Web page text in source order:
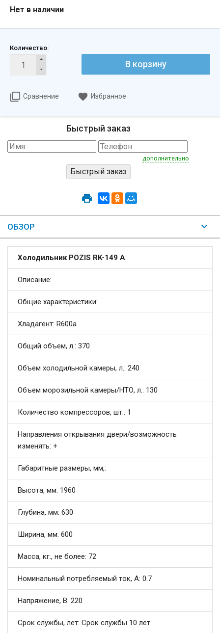
Нет в наличии
Количество:
В корзину
Сравнение Избранное
Быстрый заказ
дополнительно
ОБЗОР
Холодильник POZIS RK-149 А
Описание:
Общие характеристики:
Хладагент: R600a
Общий объем, л.: 370
Объем холодильной камеры, л.: 240
Объем морозильной камеры/НТО, л.: 130
Количество компрессоров, шт.: 1
Направления открывания двери/возможность
изменять: +
Габаритные размеры, мм,:
Высота, мм: 1960
Глубина, мм: 630
Ширина, мм: 600
Масса, кг., не более: 72
Номинальный потребляемый ток, А: 0.7
Напряжение, В: 220
Срок службы, лет: Срок службы 10 лет